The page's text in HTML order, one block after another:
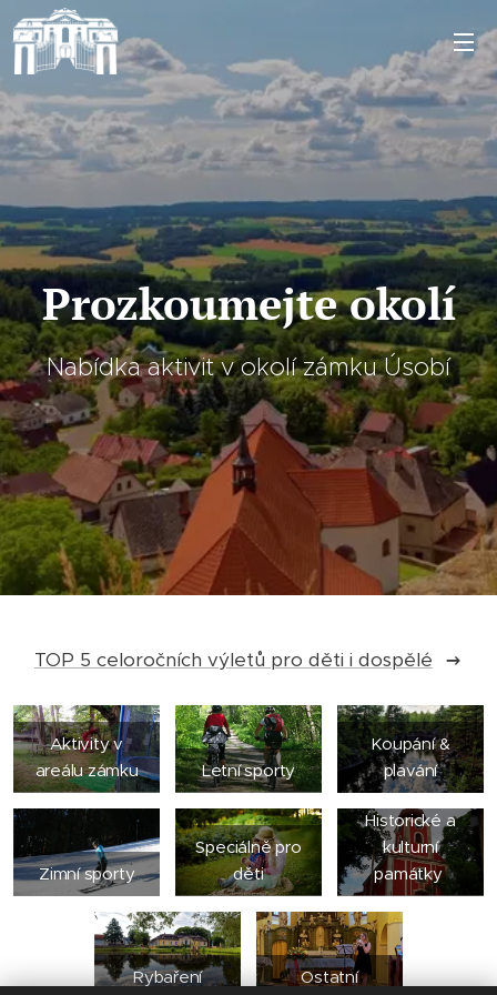
Prozkoumejte okolí
Nabídka aktivit v okolí zámku Úsobí
TOP 5 celoročních výletů pro děti i dospělé
Aktivity v
areálu zámku
Letní sporty
Koupání &
plavání
Zimní sporty
Speciálně pro
děti
Historické a
kulturní
památky
Rybaření Ostatní